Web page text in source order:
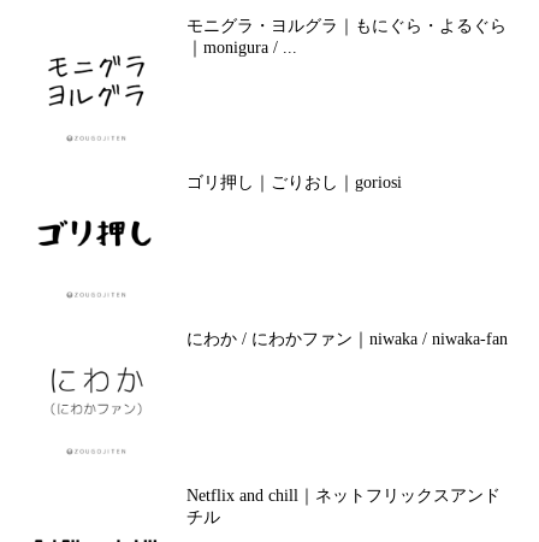
モニグラ・ヨルグラ｜もにぐら・よるぐら
｜monigura / ...
ゴリ押し｜ごりおし｜goriosi
にわか / にわかファン｜niwaka / niwaka-fan
Netflix and chill｜ネットフリックスアンド
チル